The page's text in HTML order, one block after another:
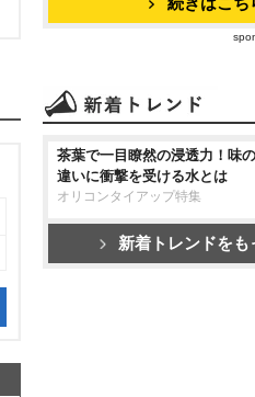
茶葉で一目瞭然の浸透力！味の
違いに衝撃を受ける水とは
オリコンタイアップ特集
新着トレンドをも